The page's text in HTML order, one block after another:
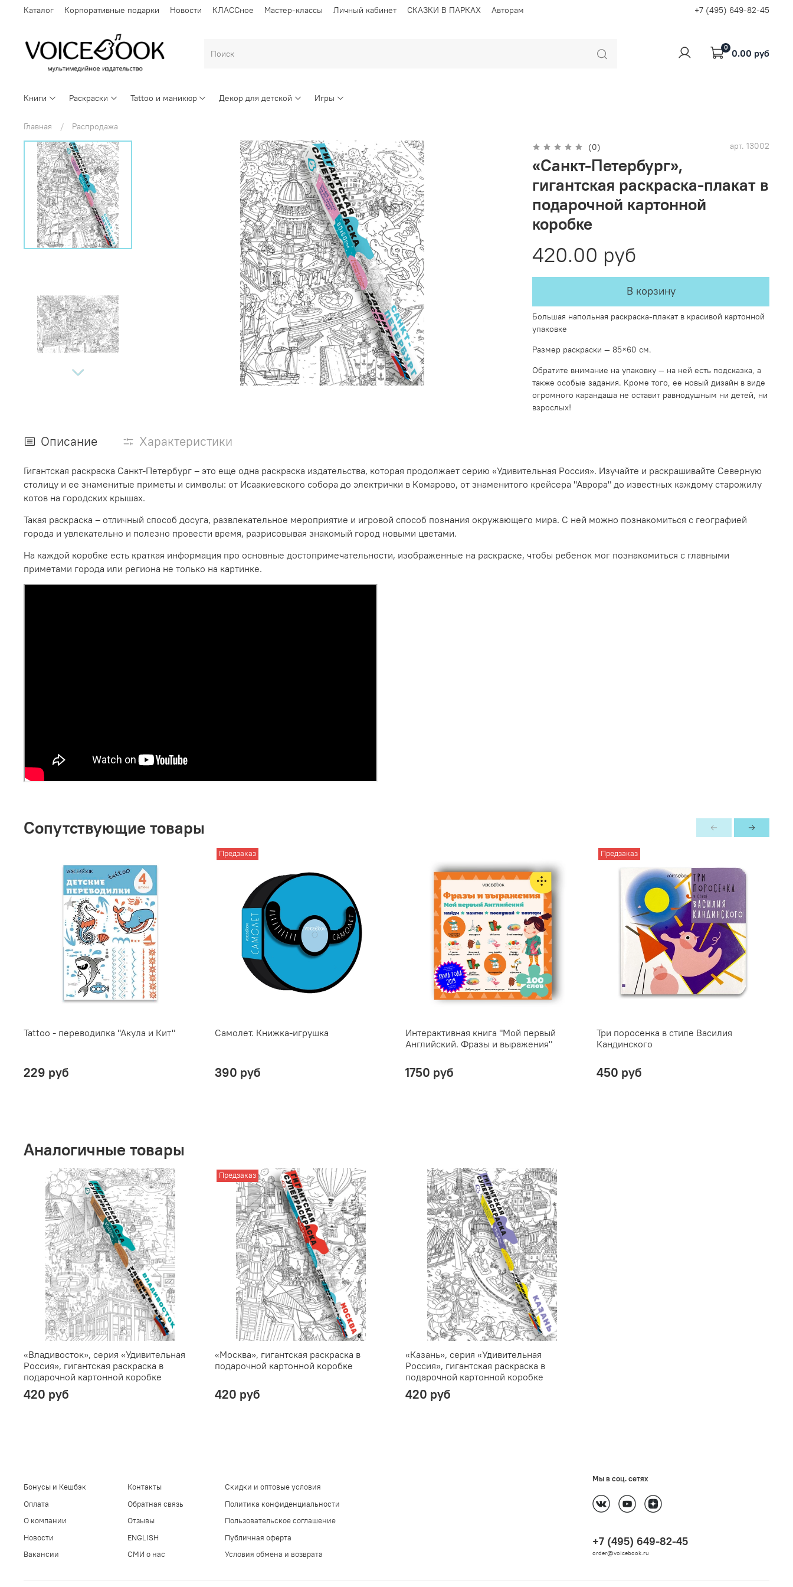
Каталог Корпоративные подарки Новости КЛАССное Мастер-классы Личный кабинет СКАЗКИ В ПАРКАХ Авторам +7 (495) 649-82-45
0 0.00 руб
Книги Раскраски Tattoo и маникюр Декор для детской Игры
Главная
Распродажа
(0)
арт. 13002
«Санкт-Петербург»,
гигантская раскраска-плакат в
подарочной картонной
коробке
420.00 руб
В корзину
Большая напольная раскраска-плакат в красивой картонной
упаковке
Размер раскраски — 85×60 см.
Обратите внимание на упаковку — на ней есть подсказка, а
также особые задания. Кроме того, ее новый дизайн в виде
огромного карандаша не оставит равнодушным ни детей, ни
взрослых!
Описание Характеристики
Гигантская раскраска Санкт-Петербург – это еще одна раскраска издательства, которая продолжает серию «Удивительная Россия». Изучайте и раскрашивайте Северную
столицу и ее знаменитые приметы и символы: от Исаакиевского собора до электрички в Комарово, от знаменитого крейсера "Аврора" до известных каждому старожилу
котов на городских крышах.
Такая раскраска – отличный способ досуга, развлекательное мероприятие и игровой способ познания окружающего мира. С ней можно познакомиться с географией
города и увлекательно и полезно провести время, разрисовывая знакомый город новыми цветами.
На каждой коробке есть краткая информация про основные достопримечательности, изображенные на раскраске, чтобы ребенок мог познакомиться с главными
приметами города или региона не только на картинке.
Сопутствующие товары
Tattoo - переводилка "Акула и Кит"
229 руб
Предзаказ
Самолет. Книжка-игрушка
390 руб
Интерактивная книга "Мой первый
Английский. Фразы и выражения"
1750 руб
Предзаказ
Три поросенка в стиле Василия
Кандинского
450 руб
Аналогичные товары
«Владивосток», серия «Удивительная
Россия», гигантская раскраска в
подарочной картонной коробке
420 руб
Предзаказ
«Москва», гигантская раскраска в
подарочной картонной коробке
420 руб
«Казань», серия «Удивительная
Россия», гигантская раскраска в
подарочной картонной коробке
420 руб
Бонусы и Кешбэк
Оплата
О компании
Новости
Вакансии
Контакты
Обратная связь
Отзывы
ENGLISH
СМИ о нас
Скидки и оптовые условия
Политика конфиденциальности
Пользовательское соглашение
Публичная оферта
Условия обмена и возврата
Мы в соц. сетях
+7 (495) 649-82-45
order@voicebook.ru